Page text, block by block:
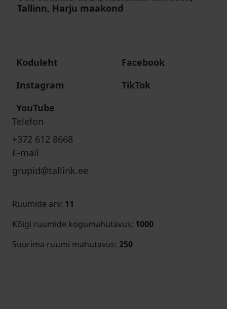
Tallinn, Harju maakond
Koduleht
Facebook
Instagram
TikTok
YouTube
Telefon
+372 612 8668
E-mail
grupid@tallink.ee
Ruumide arv: 11
Kõigi ruumide kogumahutavus: 1000
Suurima ruumi mahutavus: 250